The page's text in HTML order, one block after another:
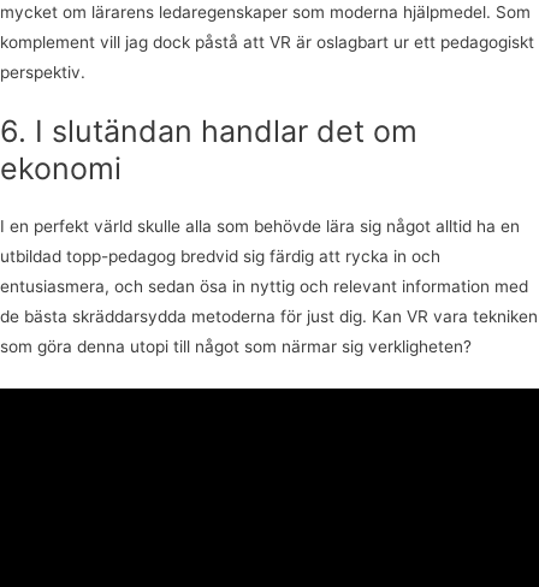
mycket om lärarens ledaregenskaper som moderna hjälpmedel. Som
komplement vill jag dock påstå att VR är oslagbart ur ett pedagogiskt
perspektiv.
6. I slutändan handlar det om
ekonomi
I en perfekt värld skulle alla som behövde lära sig något alltid ha en
utbildad topp-pedagog bredvid sig färdig att rycka in och
entusiasmera, och sedan ösa in nyttig och relevant information med
de bästa skräddarsydda metoderna för just dig. Kan VR vara tekniken
som göra denna utopi till något som närmar sig verkligheten?